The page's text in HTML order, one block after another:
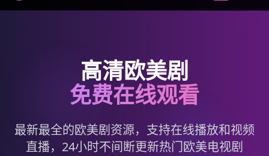
高清欧美剧
免费在线观看
最新最全的欧美剧资源，支持在线播放和视频
直播，24小时不间断更新热门欧美电视剧